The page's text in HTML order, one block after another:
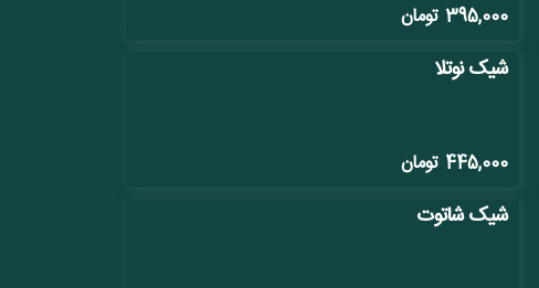
395,000 تومان
شیک نوتلا
445,000 تومان
شیک شاتوت